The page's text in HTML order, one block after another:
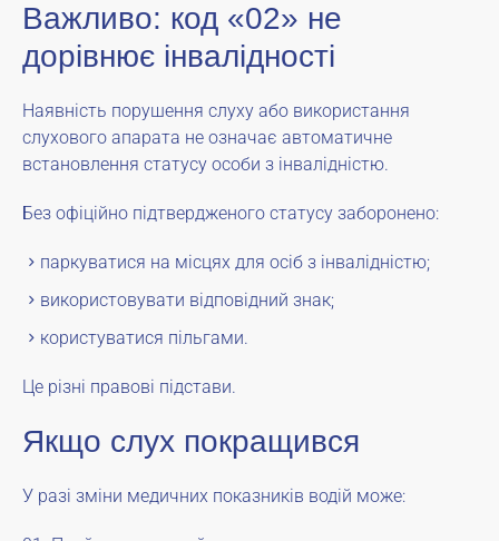
Важливо: код «02» не
дорівнює інвалідності
Наявність порушення слуху або використання
слухового апарата не означає автоматичне
встановлення статусу особи з інвалідністю.
Без офіційно підтвердженого статусу заборонено:
паркуватися на місцях для осіб з інвалідністю;
використовувати відповідний знак;
користуватися пільгами.
Це різні правові підстави.
Якщо слух покращився
У разі зміни медичних показників водій може: